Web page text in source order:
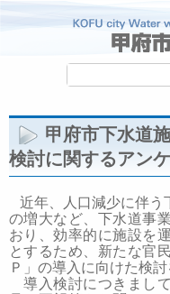
甲府市下水道
検討に関するアン
近年、人口減少に伴う
の増大など、下水道事
おり、効率的に施設を
とするため、新たな官
Ｐ」の導入に向けた検討
導入検討につきまし